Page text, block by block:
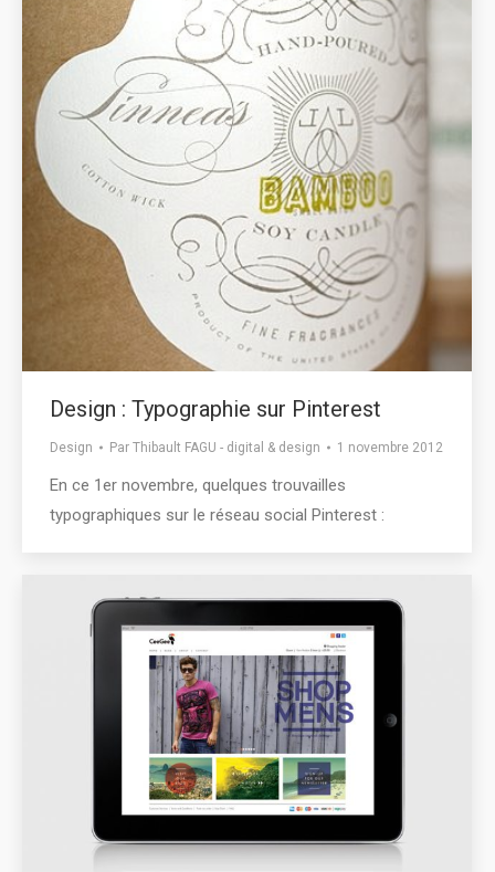
Design : Typographie sur Pinterest
Design Par Thibault FAGU - digital & design 1 novembre 2012
En ce 1er novembre, quelques trouvailles
typographiques sur le réseau social Pinterest :